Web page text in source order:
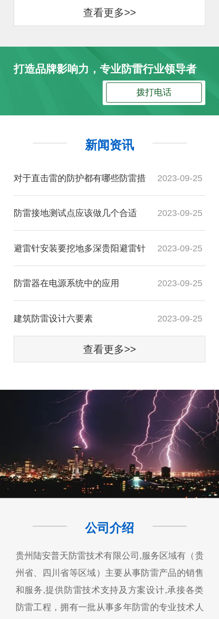
查看更多>>
打造品牌影响力，专业防雷行业领导者
拨打电话
新闻资讯
对于直击雷的防护都有哪些防雷措 2023-09-25
防雷接地测试点应该做几个合适 2023-09-25
避雷针安装要挖地多深贵阳避雷针 2023-09-25
防雷器在电源系统中的应用 2023-09-25
建筑防雷设计六要素 2023-09-25
查看更多>>
公司介绍
贵州陆安普天防雷技术有限公司,服务区域有（贵
州省、四川省等区域）主要从事防雷产品的销售
和服务,提供防雷技术支持及方案设计,承接各类
防雷工程，拥有一批从事多年防雷的专业技术人